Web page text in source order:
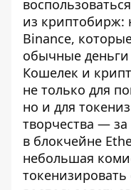
из криптобирж:
Binance,
обычные
Кошелек и
не только для
но и для
творчества —
в блокчейне
небольшая